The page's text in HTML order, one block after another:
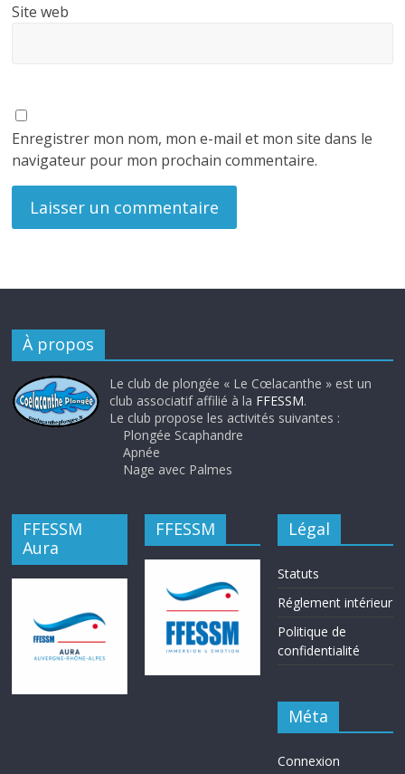
Site web
Enregistrer mon nom, mon e-mail et mon site dans le
navigateur pour mon prochain commentaire.
À propos
Le club de plongée « Le Cœlacanthe » est un
club associatif affilié à la FFESSM.
Le club propose les activités suivantes :
Plongée Scaphandre
Apnée
Nage avec Palmes
FFESSM
Aura
FFESSM Légal
Statuts
Réglement intérieur
Politique de
confidentialité
Méta
Connexion